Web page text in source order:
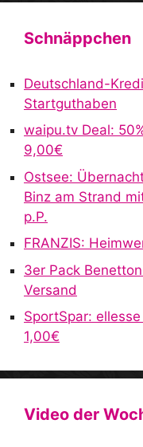
n
t
Schnäppchen
Deutschland-
Startguthaben
waipu.tv Deal:
9,00€
Ostsee:
Binz am Strand
p.P.
FRANZIS:
3er Pack
Versand
SportSpar:
1,00€
Video der